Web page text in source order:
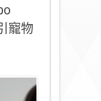
寵物